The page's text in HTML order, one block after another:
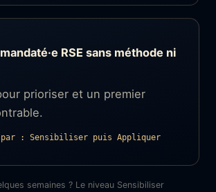
RSE sans méthode ni
prioriser et un premier
par : Sensibiliser puis Appliquer
semaines ? Le niveau Sensibiliser